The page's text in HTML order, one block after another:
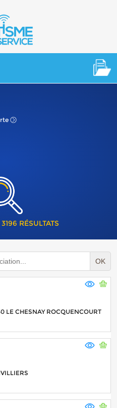
3196 RÉSULTATS
OK
LE CHESNAY ROCQUENCOURT